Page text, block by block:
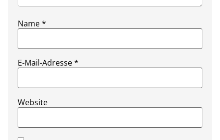
Name*
E-Mail-Adresse*
Website